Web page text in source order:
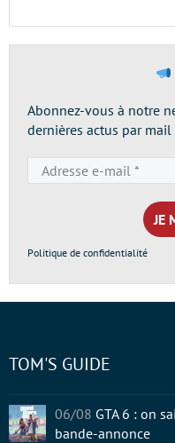
Abonnez-vous à notre
dernières actus par mail
Politique de confidentialité
TOM'S GUIDE
06/08 GTA 6 : on
bande-annonce